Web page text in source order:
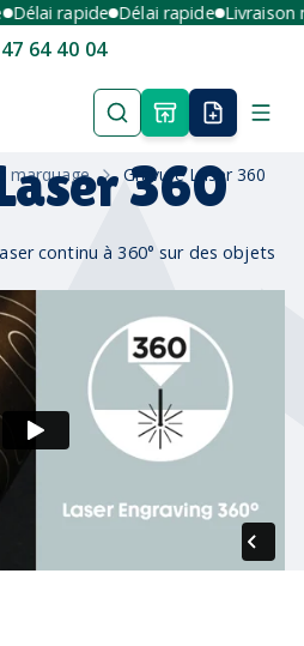
Délai rapide Délai rapide Livraison
64 40 04
marquage Gravure Laser 360
360
continu à 360° sur des objets